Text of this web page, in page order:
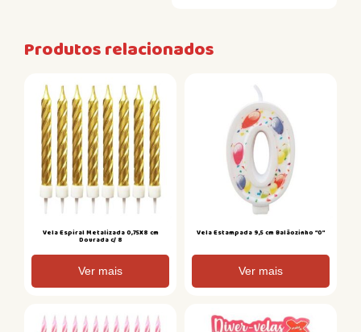
Produtos relacionados
Vela Espiral Metalizada 0,75X8 cm
Dourada c/ 8
Ver mais
Vela Estampada 9,5 cm Balãozinho “0”
Ver mais